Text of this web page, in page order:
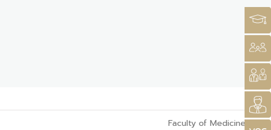
Faculty of Medicine